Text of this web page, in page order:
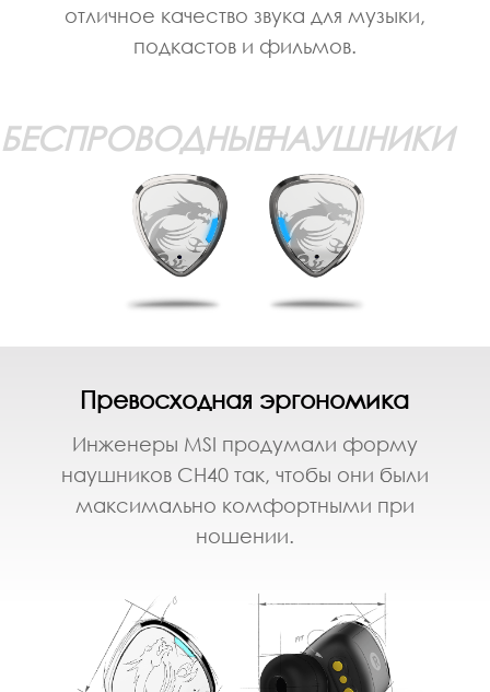
отличное качество звука для музыки,
подкастов и фильмов.
БЕСПРОВОДНЫЕНАУШНИКИ
Превосходная эргономика
Инженеры MSI продумали форму
наушников CH40 так, чтобы они были
максимально комфортными при
ношении.